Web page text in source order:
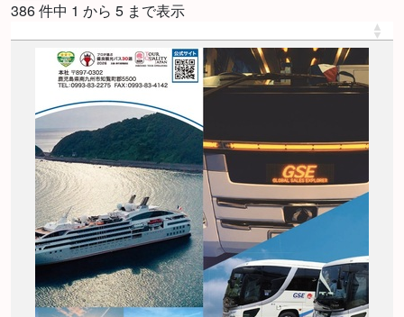
386 件中 1 から 5 まで表示